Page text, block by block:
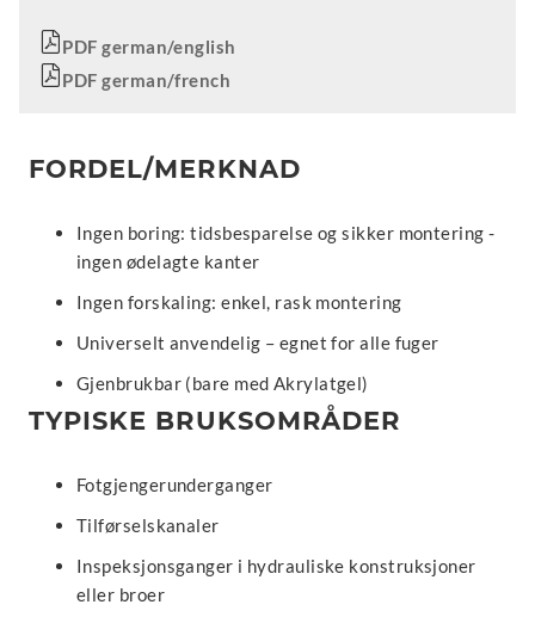
PDF german/english
PDF german/french
FORDEL/MERKNAD
Ingen boring: tidsbesparelse og sikker montering -
ingen ødelagte kanter
Ingen forskaling: enkel, rask montering
Universelt anvendelig – egnet for alle fuger
Gjenbrukbar (bare med Akrylatgel)
TYPISKE BRUKSOMRÅDER
Fotgjengerunderganger
Tilførselskanaler
Inspeksjonsganger i hydrauliske konstruksjoner
eller broer